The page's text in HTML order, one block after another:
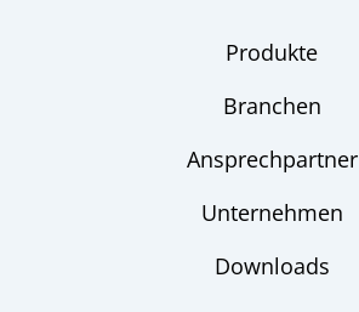
Produkte
Branchen
Ansprechpartner
Unternehmen
Downloads